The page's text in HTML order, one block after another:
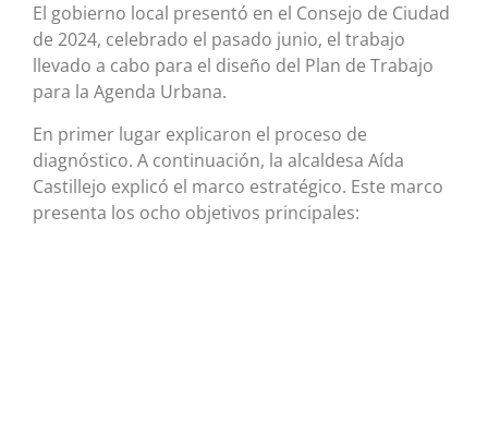
El gobierno local presentó en el Consejo de Ciudad
de 2024, celebrado el pasado junio, el trabajo
llevado a cabo para el diseño del Plan de Trabajo
para la Agenda Urbana.
En primer lugar explicaron el proceso de
diagnóstico. A continuación, la alcaldesa Aída
Castillejo explicó el marco estratégico. Este marco
presenta los ocho objetivos principales: